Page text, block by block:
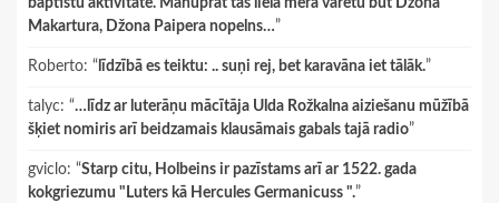
baptistu aktivitāte. Manuprāt tas lielā mērā varētu būt Džona
Makartura, Džona Paipera nopelns…”
Roberto: “ līdzībā es teiktu: .. suņi rej, bet karavāna iet tālāk.”
talyc: “…līdz ar luterāņu mācītāja Ulda Rožkalna aiziešanu mūžībā
šķiet nomiris arī beidzamais klausāmais gabals tajā radio”
gviclo: “Starp citu, Holbeins ir pazīstams arī ar 1522. gada
kokgriezumu "Luters kā Hercules Germanicuss ".”